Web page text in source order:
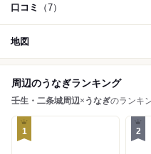
口コミ （7）
地図
周辺のうなぎランキング
壬生・二条城周辺× うなぎのランキ
1 2